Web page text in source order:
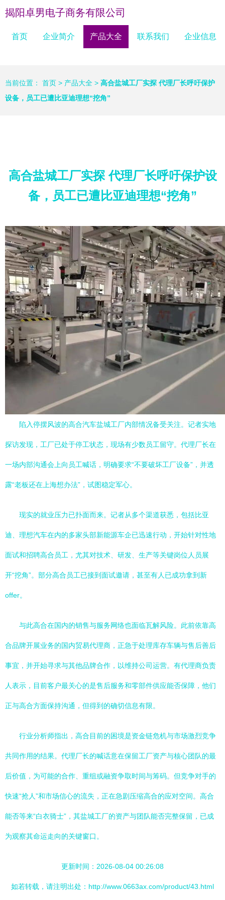
揭阳卓男电子商务有限公司
首页 企业简介 产品大全 联系我们 企业信息
当前位置： 首页 > 产品大全 > 高合盐城工厂实探 代理厂长呼吁保护
设备，员工已遭比亚迪理想“挖角”
高合盐城工厂实探 代理厂长呼吁保护设
备，员工已遭比亚迪理想“挖角”
陷入停摆风波的高合汽车盐城工厂内部情况备受关注。记者实地
探访发现，工厂已处于停工状态，现场有少数员工留守。代理厂长在
一场内部沟通会上向员工喊话，明确要求“不要破坏工厂设备”，并透
露“老板还在上海想办法”，试图稳定军心。
现实的就业压力已扑面而来。记者从多个渠道获悉，包括比亚
迪、理想汽车在内的多家头部新能源车企已迅速行动，开始针对性地
面试和招聘高合员工，尤其对技术、研发、生产等关键岗位人员展
开“挖角”。部分高合员工已接到面试邀请，甚至有人已成功拿到新
offer。
与此高合在国内的销售与服务网络也面临瓦解风险。此前依靠高
合品牌开展业务的国内贸易代理商，正急于处理库存车辆与售后善后
事宜，并开始寻求与其他品牌合作，以维持公司运营。有代理商负责
人表示，目前客户最关心的是售后服务和零部件供应能否保障，他们
正与高合方面保持沟通，但得到的确切信息有限。
行业分析师指出，高合目前的困境是资金链危机与市场激烈竞争
共同作用的结果。代理厂长的喊话意在保留工厂资产与核心团队的最
后价值，为可能的合作、重组或融资争取时间与筹码。但竞争对手的
快速“抢人”和市场信心的流失，正在急剧压缩高合的应对空间。高合
能否等来“白衣骑士”，其盐城工厂的资产与团队能否完整保留，已成
为观察其命运走向的关键窗口。
更新时间：2026-08-04 00:26:08
如若转载，请注明出处：http://www.0663ax.com/product/43.html